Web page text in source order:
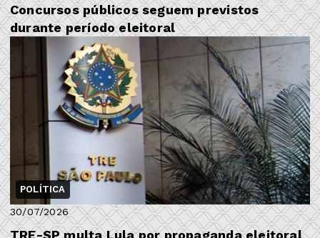
Concursos públicos seguem previstos
durante período eleitoral
POLÍTICA
30/07/2026
TRE-SP multa Lula por propaganda eleitoral